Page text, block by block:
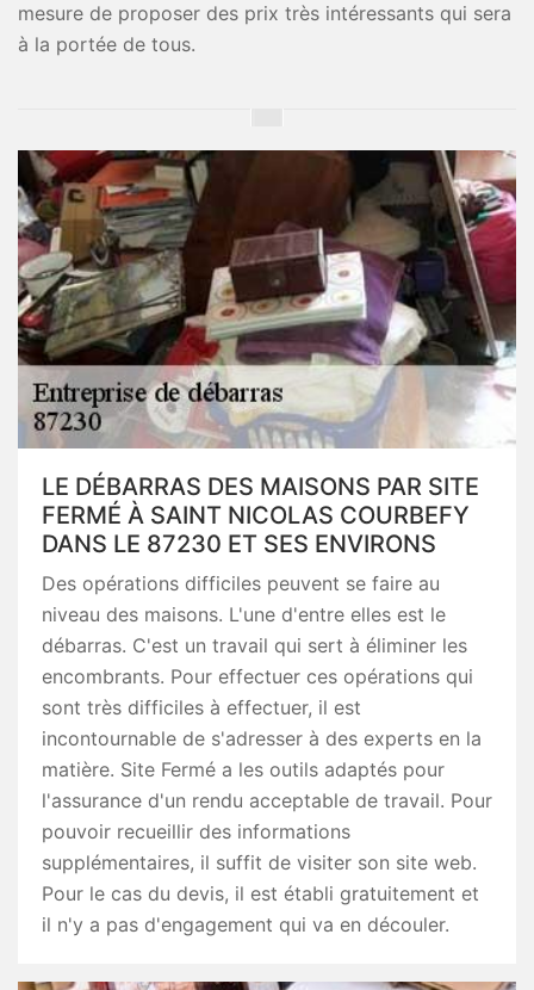
mesure de proposer des prix très intéressants qui sera
à la portée de tous.
LE DÉBARRAS DES MAISONS PAR SITE
FERMÉ À SAINT NICOLAS COURBEFY
DANS LE 87230 ET SES ENVIRONS
Des opérations difficiles peuvent se faire au
niveau des maisons. L'une d'entre elles est le
débarras. C'est un travail qui sert à éliminer les
encombrants. Pour effectuer ces opérations qui
sont très difficiles à effectuer, il est
incontournable de s'adresser à des experts en la
matière. Site Fermé a les outils adaptés pour
l'assurance d'un rendu acceptable de travail. Pour
pouvoir recueillir des informations
supplémentaires, il suffit de visiter son site web.
Pour le cas du devis, il est établi gratuitement et
il n'y a pas d'engagement qui va en découler.